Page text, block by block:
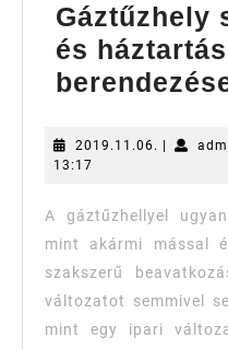
Gáztűzhely
és
2019.11.06.
13:17
A gáztűzhellyel
mint akármi mással
szakszerű
változatot semmivel
mint egy ipari